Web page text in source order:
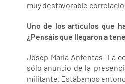
muy desfavorable
Uno de los artículos que
¿Pensáis que llegaron a
Josep Maria Antentas: La
sólo anuncio de la
militante. Estábamos